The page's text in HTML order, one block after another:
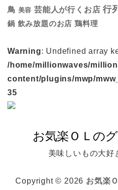
鳥 美容 芸能人が行くお店 行
鍋 飲み放題のお店 鶏料理
Warning: Undefined array
/home/millionwaves/
content/plugins/mwp/
35
美味しいもの大好
Copyright © 2026 お気楽